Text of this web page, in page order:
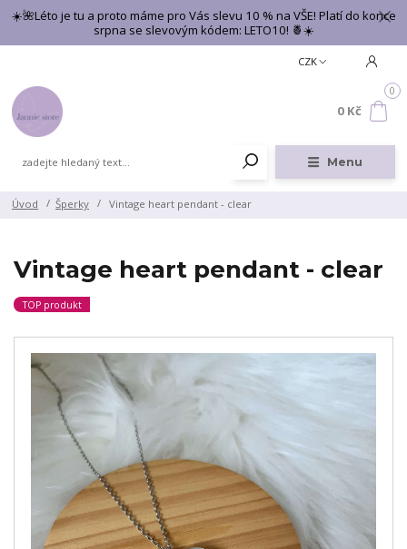
☀️🌺Léto je tu a proto máme pro Vás slevu 10 % na VŠE! Platí do konce
srpna se slevovým kódem: LETO10! 🍍☀️
Menu
CZK
0
0 Kč
Úvod Šperky Vintage heart pendant - clear
Vintage heart pendant - clear
TOP produkt